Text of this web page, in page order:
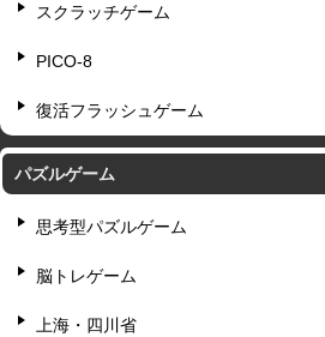
スクラッチゲーム
PICO-8
復活フラッシュゲーム
パズルゲーム
思考型パズルゲーム
脳トレゲーム
上海・四川省